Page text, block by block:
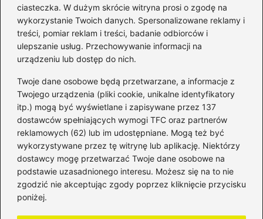
ciasteczka. W dużym skrócie witryna prosi o zgodę na
wykorzystanie Twoich danych. Spersonalizowane reklamy i
treści, pomiar reklam i treści, badanie odbiorców i
ulepszanie usług. Przechowywanie informacji na
urządzeniu lub dostęp do nich.
Twoje dane osobowe będą przetwarzane, a informacje z
Twojego urządzenia (pliki cookie, unikalne identyfikatory
itp.) mogą być wyświetlane i zapisywane przez 137
dostawców spełniających wymogi TFC oraz partnerów
reklamowych (62) lub im udostępniane. Mogą też być
wykorzystywane przez tę witrynę lub aplikację. Niektórzy
dostawcy mogę przetwarzać Twoje dane osobowe na
podstawie uzasadnionego interesu. Możesz się na to nie
zgodzić nie akceptując zgody poprzez kliknięcie przycisku
poniżej.
uniknąć najczęstszych błędów przy składaniu
formularza
→
Oprocentowanie skarbonki w iPKO – jakie są aktualne
stawki? Sprawdź teraz!
Dodaj komentarz
Twój adres email nie zostanie opublikowany.
Wymagane pola są oznaczone*
Komentarz*